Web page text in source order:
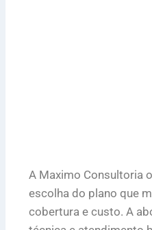
A Maximo Consultoria
escolha do plano que
cobertura e custo. A